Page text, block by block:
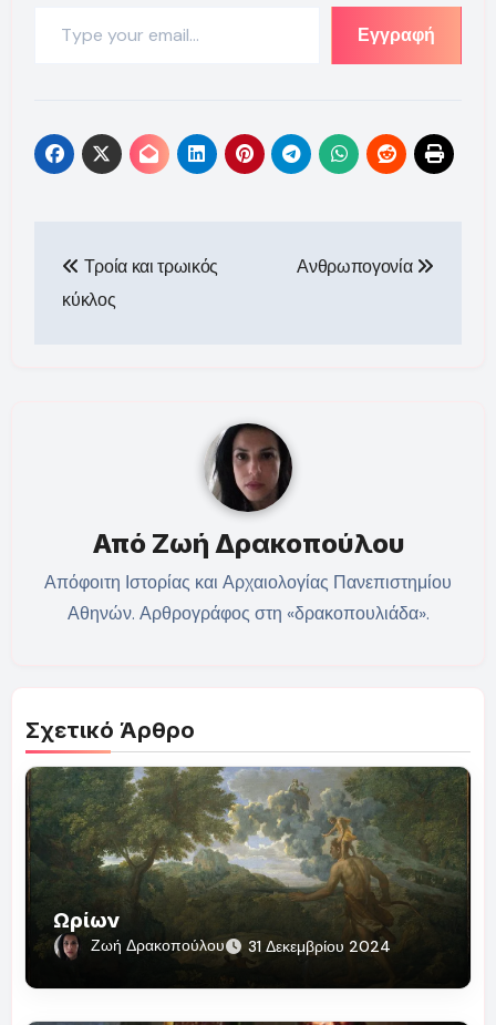
Εγγραφή
άρθρων
Τροία και τρωικός
κύκλος
Ανθρωπογονία
Από Ζωή Δρακοπούλου
Απόφοιτη Ιστορίας και Αρχαιολογίας Πανεπιστημίου
Αθηνών. Αρθρογράφος στη «δρακοπουλιάδα».
Σχετικό Άρθρο
Ωρίων
Ζωή Δρακοπούλου 31 Δεκεμβρίου 2024